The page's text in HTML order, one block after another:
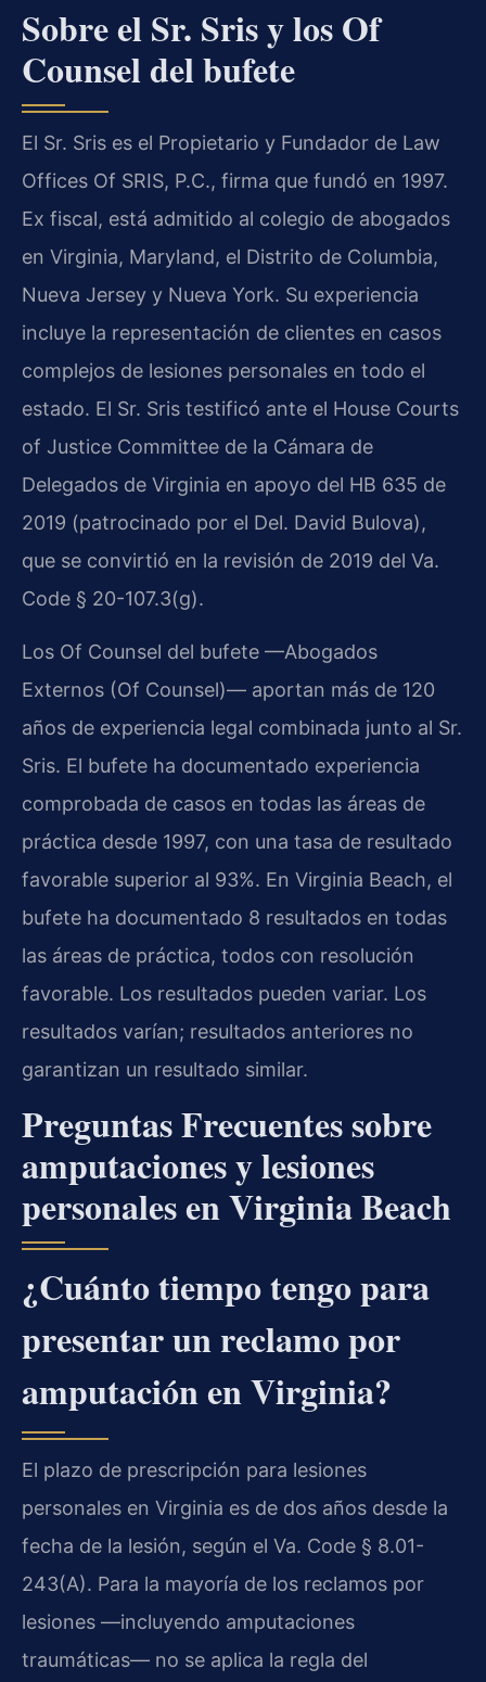
Sobre el Sr. Sris y los Of
Counsel del bufete
El Sr. Sris es el Propietario y Fundador de Law
Offices Of SRIS, P.C., firma que fundó en 1997.
Ex fiscal, está admitido al colegio de abogados
en Virginia, Maryland, el Distrito de Columbia,
Nueva Jersey y Nueva York. Su experiencia
incluye la representación de clientes en casos
complejos de lesiones personales en todo el
estado. El Sr. Sris testificó ante el House Courts
of Justice Committee de la Cámara de
Delegados de Virginia en apoyo del HB 635 de
2019 (patrocinado por el Del. David Bulova),
que se convirtió en la revisión de 2019 del Va.
Code § 20-107.3(g).
Los Of Counsel del bufete —Abogados
Externos (Of Counsel)— aportan más de 120
años de experiencia legal combinada junto al Sr.
Sris. El bufete ha documentado experiencia
comprobada de casos en todas las áreas de
práctica desde 1997, con una tasa de resultado
favorable superior al 93%. En Virginia Beach, el
bufete ha documentado 8 resultados en todas
las áreas de práctica, todos con resolución
favorable. Los resultados pueden variar. Los
resultados varían; resultados anteriores no
garantizan un resultado similar.
Preguntas Frecuentes sobre
amputaciones y lesiones
personales en Virginia Beach
¿Cuánto tiempo tengo para
presentar un reclamo por
amputación en Virginia?
El plazo de prescripción para lesiones
personales en Virginia es de dos años desde la
fecha de la lesión, según el Va. Code § 8.01-
243(A). Para la mayoría de los reclamos por
lesiones —incluyendo amputaciones
traumáticas— no se aplica la regla del